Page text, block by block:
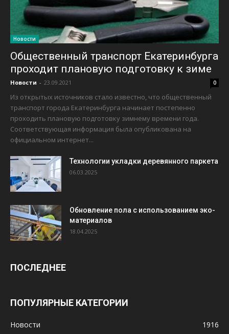
Новости
Общественный транспорт Екатеринбурга
проходит плановую подготовку к зиме
Новости - 23.09.2021 0
Из открытых источников стало известно, что общественный
транспорт города Екатеринбурга начинает постепенно
проходить плановую подготовку зимнему времени года.
Соответствующая информация была опубликована на
официальном интернет...
Технологии укладки деревянного паркета
06.03.2025
Обновление пола с использованием эко-
материалов
18.04.2025
ПОСЛЕДНЕЕ
ПОПУЛЯРНЫЕ КАТЕГОРИИ
Новости 1916